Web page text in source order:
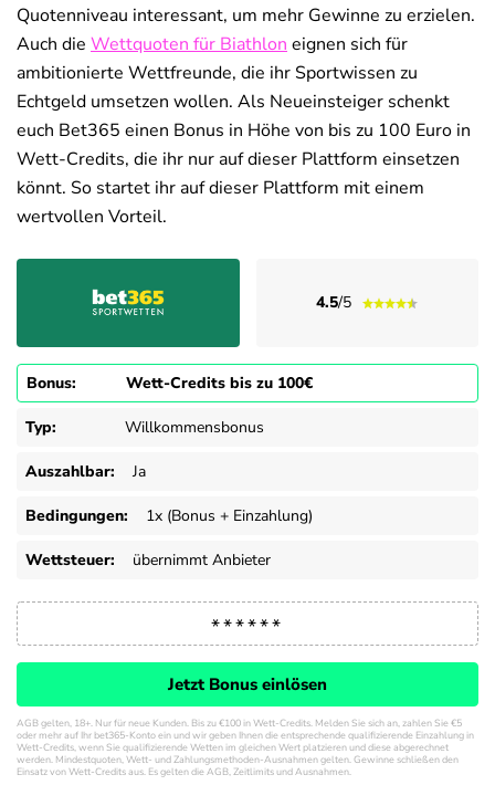
Quotenniveau interessant, um mehr Gewinne zu erzielen.
Auch die Wettquoten für Biathlon eignen sich für
ambitionierte Wettfreunde, die ihr Sportwissen zu
Echtgeld umsetzen wollen. Als Neueinsteiger schenkt
euch Bet365 einen Bonus in Höhe von bis zu 100 Euro in
Wett-Credits, die ihr nur auf dieser Plattform einsetzen
könnt. So startet ihr auf dieser Plattform mit einem
wertvollen Vorteil.
4.5/5
Bonus: Wett-Credits bis zu 100€
Typ: Willkommensbonus
Auszahlbar: Ja
Bedingungen: 1x (Bonus + Einzahlung)
Wettsteuer: übernimmt Anbieter
Jetzt Bonus einlösen
AGB gelten, 18+. Nur für neue Kunden. Bis zu €100 in Wett-Credits. Melden Sie sich an, zahlen Sie €5
oder mehr auf Ihr bet365-Konto ein und wir geben Ihnen die entsprechende qualifizierende Einzahlung in
Wett-Credits, wenn Sie qualifizierende Wetten im gleichen Wert platzieren und diese abgerechnet
werden. Mindestquoten, Wett- und Zahlungsmethoden-Ausnahmen gelten. Gewinne schließen den
Einsatz von Wett-Credits aus. Es gelten die AGB, Zeitlimits und Ausnahmen.